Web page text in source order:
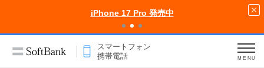
iPhone 17 Pro 発売中
スマートフォン
携帯電話
MENU